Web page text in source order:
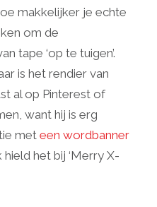
makkelijker je echte
om de
tape ‘op te tuigen’.
is het rendier van
al op Pinterest of
want hij is erg
met een wordbanner
hield het bij ‘Merry X-